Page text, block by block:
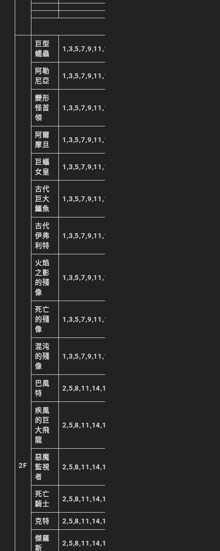
2F
巨型
蠕蟲
1,3,5,7,9,11,13,15,17,19,21,23
阿勒
尼亞
1,3,5,7,9,11,13,15,17,19,21,23
變形
怪首
領
1,3,5,7,9,11,13,15,17,19,21,23
阿爾
摩旦
1,3,5,7,9,11,13,15,17,19,21,23
巨蟻
女皇
1,3,5,7,9,11,13,15,17,19,21,23
古代
巨大
鱷魚
1,3,5,7,9,11,13,15,17,19,21,23
古代
伊弗
利特
1,3,5,7,9,11,13,15,17,19,21,23
火焰
之影
的殘
像
1,3,5,7,9,11,13,15,17,19,21,23
死亡
的殘
像
1,3,5,7,9,11,13,15,17,19,21,23
混沌
的殘
像
1,3,5,7,9,11,13,15,17,19,21,23
巴風
特
2,5,8,11,14,17,20,23
疾風
的巨
大飛
龍
2,5,8,11,14,17,20,23
惡魔
監視
者
2,5,8,11,14,17,20,23
死亡
騎士
2,5,8,11,14,17,20,23
克特 2,5,8,11,14,17,20,23
傑羅
斯
2,5,8,11,14,17,20,23